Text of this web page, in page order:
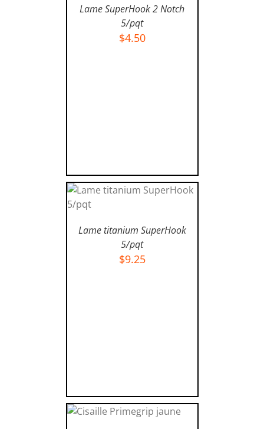
DÉTAILS
Lame SuperHook 2 Notch
5/pqt
$4.50
DÉTAILS
Lame titanium SuperHook
5/pqt
$9.25